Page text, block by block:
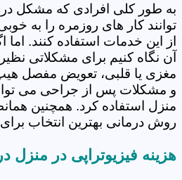
به طور کلی افرادی که مشکل
توانند کار های روزمره را به
از این خدمات استفاده کنند. اما
آن نگاه کنیم برای مشکلاتی
مغزی یا قلبی، تعویض مفصل
و مشکلات پس از جراحی می توان
منزل استفاده کرد. همچنین
روش درمانی بهترین انتخاب
هزینه فیزیوتراپی در